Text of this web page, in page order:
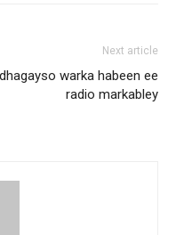
Next article
dhagayso warka habeen ee
radio markabley